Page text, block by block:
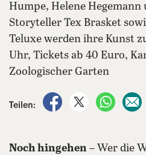
Humpe, Helene Hegemann
Storyteller Tex Brasket
Teluxe werden ihre Kunst
Uhr, Tickets ab 40 Euro,
Zoologischer Garten
Teilen:
auf Facebook teilen
auf X teilen
per
Noch hingehen – Wer die